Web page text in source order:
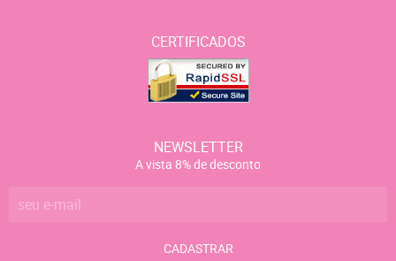
CERTIFICADOS
NEWSLETTER
A vista 8% de desconto
CADASTRAR